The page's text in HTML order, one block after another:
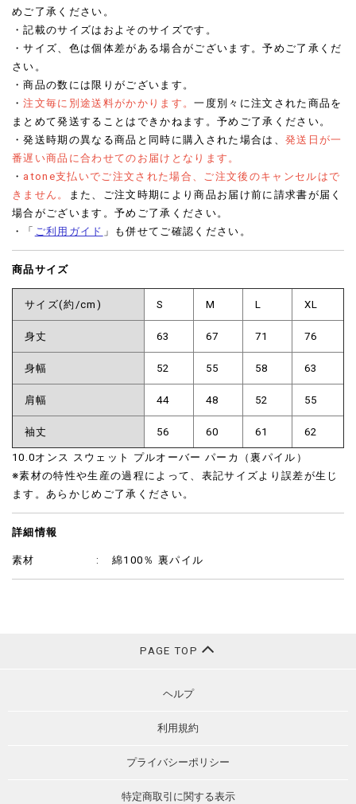
めご了承ください。
・記載のサイズはおよそのサイズです。
・サイズ、色は個体差がある場合がございます。予めご了承くだ
さい。
・商品の数には限りがございます。
・注文毎に別途送料がかかります。一度別々に注文された商品を
まとめて発送することはできかねます。予めご了承ください。
・発送時期の異なる商品と同時に購入された場合は、 発送日が一
番遅い商品に合わせてのお届けとなります。
・ atone支払いでご注文された場合、ご注文後のキャンセルはで
きません。
また、ご注文時期により商品お届け前に請求書が届く
場合がございます。予めご了承ください。
・「 ご利用ガイド 」も併せてご確認ください。
商品サイズ
サイズ(約/cm) S M L XL
身丈 63 67 71 76
身幅 52 55 58 63
肩幅 44 48 52 55
袖丈 56 60 61 62
10.0オンス スウェット プルオーバー パーカ（裏パイル）
※素材の特性や生産の過程によって、表記サイズより誤差が生じ
ます。あらかじめご了承ください。
詳細情報
素材 綿100％ 裏パイル
PAGE TOP
ヘルプ
利用規約
プライバシーポリシー
特定商取引に関する表示